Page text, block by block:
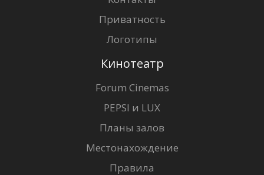
Приватность
Логотипы
Кинотеатр
Forum Cinemas
PEPSI и LUX
Планы залов
Местонахождение
Правила